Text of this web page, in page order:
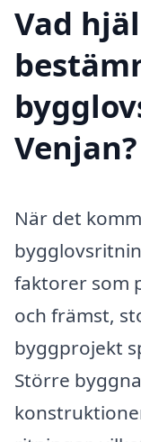
Vad
Venjan?
När det
faktorer som
och främst,
byggprojekt
Större